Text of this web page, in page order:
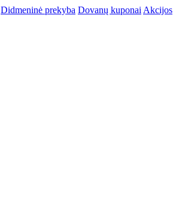
Didmeninė prekyba Dovanų kuponai Akcijos